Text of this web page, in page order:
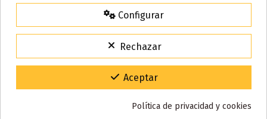
Base 60% VG / 40% PG
Marca Noon
15% de descuento
Código:VACACIONES15
Gracias por tu paciencia y por seguir confiando en nosotros.
Configurar
Rechazar
Aceptar
Política de privacidad y cookies